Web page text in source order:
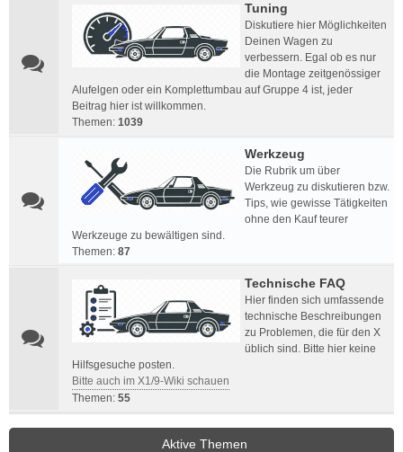
Tuning
Diskutiere hier Möglichkeiten
Deinen Wagen zu
verbessern. Egal ob es nur
die Montage zeitgenössiger
Alufelgen oder ein Komplettumbau auf Gruppe 4 ist, jeder
Beitrag hier ist willkommen.
Themen: 1039
Werkzeug
Die Rubrik um über
Werkzeug zu diskutieren bzw.
Tips, wie gewisse Tätigkeiten
ohne den Kauf teurer
Werkzeuge zu bewältigen sind.
Themen: 87
Technische FAQ
Hier finden sich umfassende
technische Beschreibungen
zu Problemen, die für den X
üblich sind. Bitte hier keine
Hilfsgesuche posten.
Bitte auch im X1/9-Wiki schauen
Themen: 55
Aktive Themen